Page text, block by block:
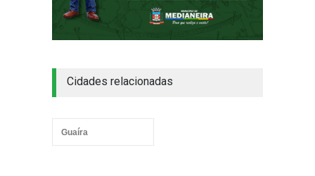
Cidades relacionadas
Guaíra